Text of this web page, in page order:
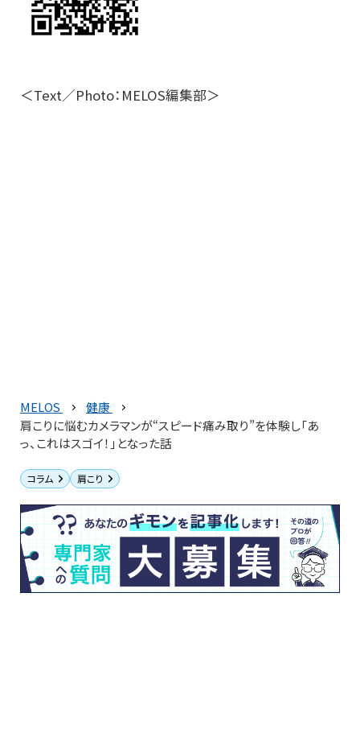
＜Text／Photo：MELOS編集部＞
MELOS
健康
肩こりに悩むカメラマンが“スピード痛み取り”を体験し「あ
っ、これはスゴイ！」となった話
コラム 肩こり